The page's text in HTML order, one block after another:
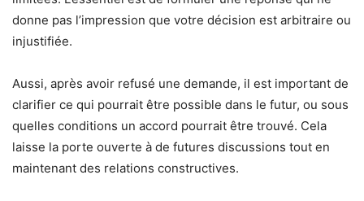
donne pas l’impression que votre décision est arbitraire ou
injustifiée.
Aussi, après avoir refusé une demande, il est important de
clarifier ce qui pourrait être possible dans le futur, ou sous
quelles conditions un accord pourrait être trouvé. Cela
laisse la porte ouverte à de futures discussions tout en
maintenant des relations constructives.